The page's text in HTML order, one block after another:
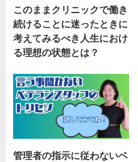
このままクリニックで働き
続けることに迷ったときに
考えてみるべき人生におけ
る理想の状態とは？
管理者の指示に従わないベ